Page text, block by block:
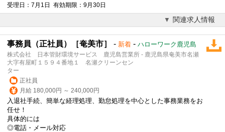
受理日：7月1日 有効期限：9月30日
関連求人情報
事務員（正社員）［奄美市］ - 新着 - ハローワーク鹿児島
株式会社 日本管財環境サービス 鹿児島営業所 - 鹿児島県奄美市名瀬
大字有屋町１５９４番地１ 名瀬クリーンセン
ター
正社員
月給 180,000円 ～ 240,000円
入退社手続、簡単な経理処理、勤怠処理を中心とした事務業務をお
任せ！
具体的には
◎電話・メール対応